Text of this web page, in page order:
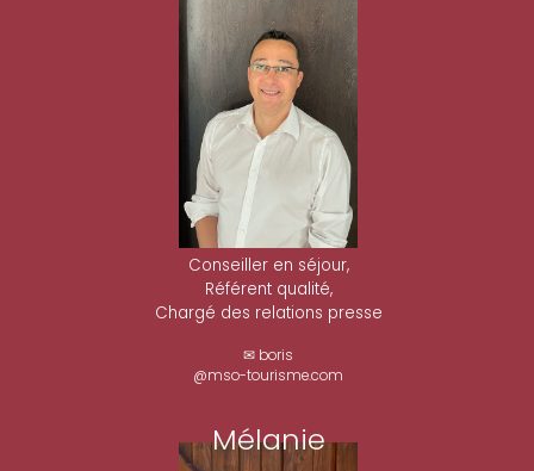
Conseiller en séjour,
Référent qualité,
Chargé des relations presse
✉ boris
@mso-tourisme.com
Mélanie